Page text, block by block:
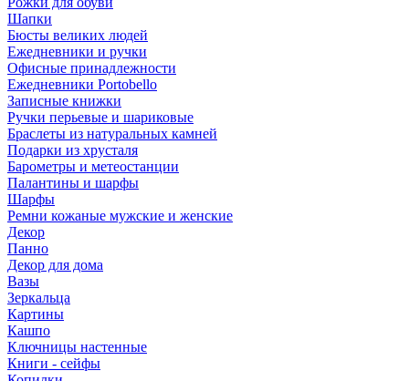
Шапки
Бюсты великих людей
Ежедневники и ручки
Офисные принадлежности
Ежедневники Portobello
Записные книжки
Ручки перьевые и шариковые
Браслеты из натуральных камней
Подарки из хрусталя
Барометры и метеостанции
Палантины и шарфы
Шарфы
Ремни кожаные мужские и женские
Декор
Панно
Декор для дома
Вазы
Зеркальца
Картины
Кашпо
Ключницы настенные
Книги - сейфы